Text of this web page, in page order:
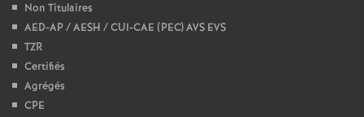
Non Titulaires
AED-AP / AESH / CUI-CAE (PEC) AVS EVS
TZR
Certifiés
Agrégés
CPE